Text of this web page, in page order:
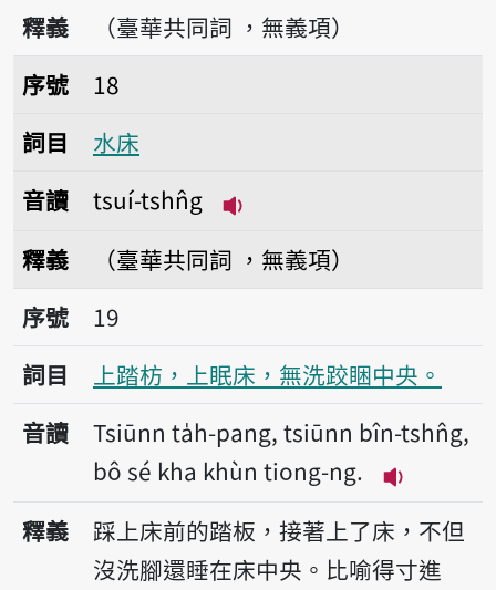
釋義
（臺華共同詞 ，無義項）
序號18水床
序號
18
詞目
水床
音讀
tsuí-tshn̂g
釋義
（臺華共同詞 ，無義項）
序號19上踏枋，上眠床，無洗跤睏中央。
序號
19
詞目
上踏枋，上眠床，無洗跤睏中央。
音讀
Tsiūnn ta̍h-pang, tsiūnn bîn-tshn̂g,
bô sé kha khùn tiong-ng.
播放音讀
釋義
踩上床前的踏板，接著上了床，不但
沒洗腳還睡在床中央。比喻得寸進